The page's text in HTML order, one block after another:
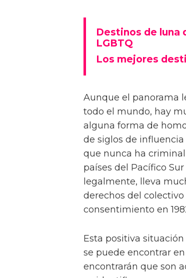
Destinos de luna
LGBTQ
Los mejores
Aunque el panorama
todo el mundo, hay
alguna forma de
de siglos de
que nunca ha
países del Pacífico
legalmente, lleva
derechos del
consentimiento en
Esta positiva
se puede encontrar
encontrarán que son